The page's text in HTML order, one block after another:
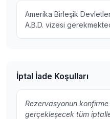
Amerika Birleşik
A.B.D. vizesi
İptal İade Koşulları
Rezervasyonun
gerçekleşecek tüm